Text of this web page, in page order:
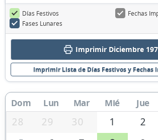
Días Festivos
Fechas
Fases Lunares
Imprimir Diciembre
Imprimir Lista de Días Festivos y Fechas
Dom Lun Mar Mié Jue
28 29 30 1 2